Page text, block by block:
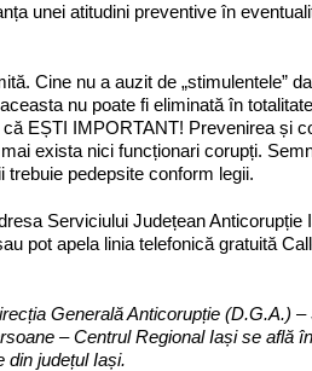
unei atitudini preventive în
Cine nu a auzit de „stimulentele”
nu poate fi eliminată în
EȘTI IMPORTANT! Prevenirea și
exista nici funcționari corupți.
pedepsite conform legii.
Serviciului Județean Anticorupție
pot apela linia telefonică gratuită
Generală Anticorupție (D.G.A.)
– Centrul Regional Iași se află
din județul Iași.